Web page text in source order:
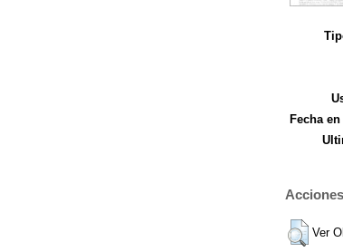
Fecha
Ver